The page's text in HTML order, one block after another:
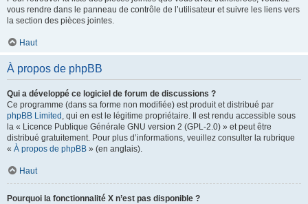
vous rendre dans le panneau de contrôle de l’utilisateur et suivre les liens vers
la section des pièces jointes.
Haut
À propos de phpBB
Qui a développé ce logiciel de forum de discussions ?
Ce programme (dans sa forme non modifiée) est produit et distribué par
phpBB Limited , qui en est le légitime propriétaire. Il est rendu accessible sous
la « Licence Publique Générale GNU version 2 (GPL-2.0) » et peut être
distribué gratuitement. Pour plus d’informations, veuillez consulter la rubrique
« À propos de phpBB » (en anglais).
Haut
Pourquoi la fonctionnalité X n’est pas disponible ?